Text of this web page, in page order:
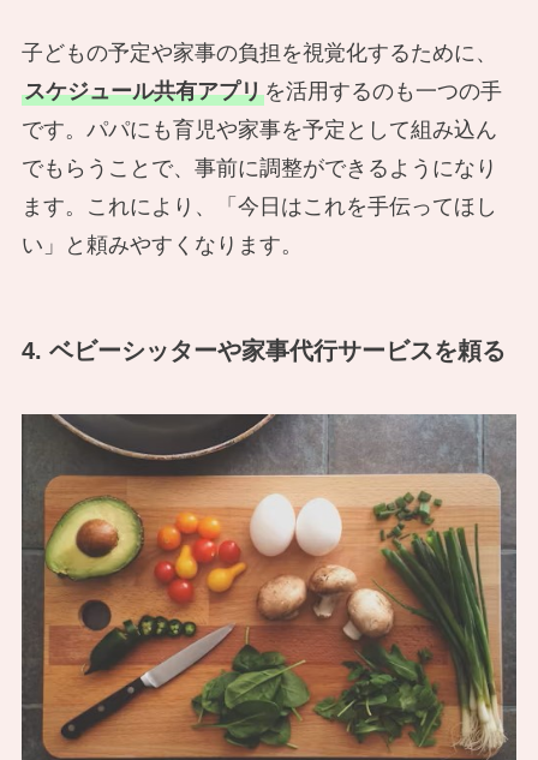
子どもの予定や家事の負担を視覚化するために、
スケジュール共有アプリを活用するのも一つの手
です。パパにも育児や家事を予定として組み込ん
でもらうことで、事前に調整ができるようになり
ます。これにより、「今日はこれを手伝ってほし
い」と頼みやすくなります。
4. ベビーシッターや家事代行サービスを頼る